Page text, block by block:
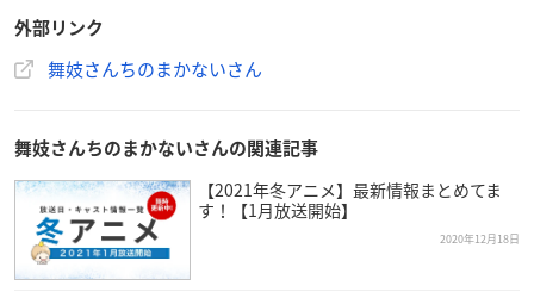
TVアニメ「舞妓さんちのまかないさん」
NHKワールド JAPAN：2021年2月25日（木）放送開始
NHK Eテレ：2021年秋放送開始
【スタッフ】
原作：小山愛子
監督：鈴木洋平
外部リンク
舞妓さんちのまかないさん
舞妓さんちのまかないさんの関連記事
【2021年冬アニメ】最新情報まとめてま
す！【1月放送開始】
2020年12月18日